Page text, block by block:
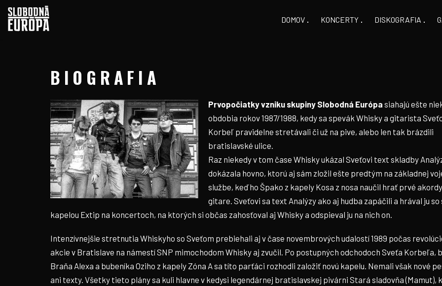
DOMOV KONCERTY DISKOGRAFIA
BIOGRAFIA
Prvopočiatky vzniku skupiny Slobodná Európa siahajú ešte
obdobia rokov 1987/1988, kedy sa spevák Whisky a gitarista
Korbeľ pravidelne stretávali či už na pive, alebo len tak brázdili
bratislavské ulice.
Raz niekedy v tom čase Whisky ukázal Sveťovi text skladby
dokázala hovno, ktorú aj sám zložil ešte predtým na základnej
službe, keď ho Špako z kapely Kosa z nosa naučil hrať prvé
gitare. Sveťovi sa text Analýzy ako aj hudba zapáčili a hrával ju so
kapelou Extip na koncertoch, na ktorých si občas zahosťoval aj Whisky a odspieval ju na nich on.
Intenzívnejšie stretnutia Whiskyho so Sveťom prebiehali aj v čase novembrových udalostí 1989 počas
akcie v Bratislave na námestí SNP mimochodom Whisky aj zvučil. Po postupných odchodoch Sveťa Korbeľa,
Braňa Alexa a bubeníka Oziho z kapely Zóna A sa títo parťáci rozhodli založiť novú kapelu. Nemali však nové
ani texty. Všetky tieto plány sa kuli hlavne v kedysi legendárnej bratislavskej pivárni Stará sladovňa (Mamut),